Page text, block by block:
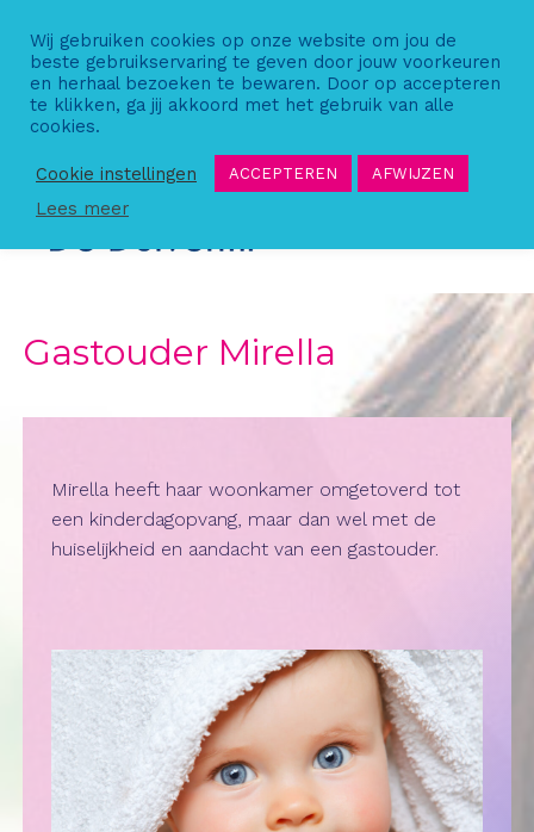
content
Gastouder Mirella
Mirella heeft haar woonkamer omgetoverd tot
een kinderdagopvang, maar dan wel met de
huiselijkheid en aandacht van een gastouder.
Wij gebruiken cookies op onze website om jou de
beste gebruikservaring te geven door jouw voorkeuren
en herhaal bezoeken te bewaren. Door op accepteren
te klikken, ga jij akkoord met het gebruik van alle
cookies.
Cookie instellingen ACCEPTEREN AFWIJZEN
Lees meer